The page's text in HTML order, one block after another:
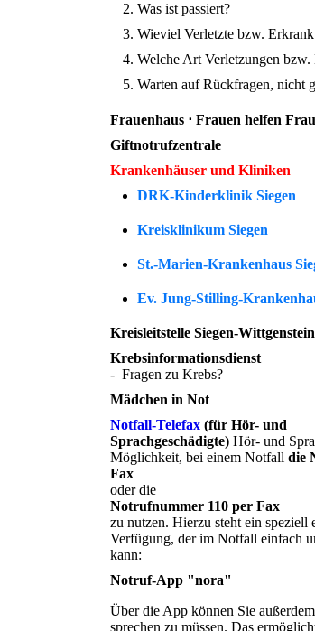
Was ist passiert?
Wieviel Verletzte bzw.
Welche Art Verletzungen bzw.
Warten auf Rückfragen, nicht
Frauenhaus ⋅ Frauen helfen
Giftnotrufzentrale
Krankenhäuser und Kliniken
DRK-Kinderklinik Siegen
Kreisklinikum Siegen
St.-Marien-Krankenhaus
Ev. Jung-Stilling-
Kreisleitstelle Siegen-Wittgenstein
Krebsinformationsdienst
- Fragen zu Krebs?
Mädchen in Not
Notfall-Telefax (für Hör- und
Sprachgeschädigte) Hör- und
Möglichkeit, bei einem Notfall die
Fax
oder die
Notrufnummer 110 per Fax
zu nutzen. Hierzu steht ein
Verfügung, der im Notfall einfach
kann:
Notruf-App "nora"
Über die App können Sie
sprechen zu müssen. Das